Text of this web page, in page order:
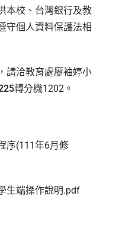
本校、台灣銀行及教
守個人資料保護法相
請洽教育處廖袖婷小
轉分機1202。
序(111年6月修
生端操作說明.pdf